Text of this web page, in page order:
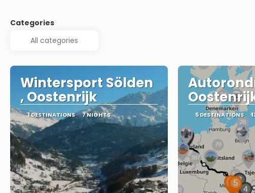
Categories
Wintersport Sölden
, Oostenrijk
1 DESTINATIONS 7 NIGHTS 5 DESTINATIONS